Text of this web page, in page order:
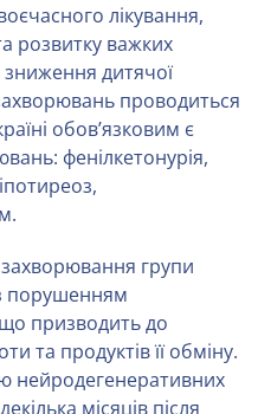
лікування,
розвитку важких
зниження дитячої
проводиться
обов’язковим є
фенілкетонурія,
групи
порушенням
призводить до
та продуктів її обміну.
нейродегенеративних
місяців після